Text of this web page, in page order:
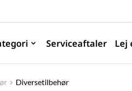
Serviceaftaler Lej
Diversetilbehør